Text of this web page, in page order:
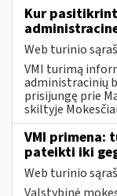
Kur
Web turinio
VMI turimą
administracinių
prisijungę prie
skiltyje
VMI primena:
pateikti iki
Web turinio
Valstybinė